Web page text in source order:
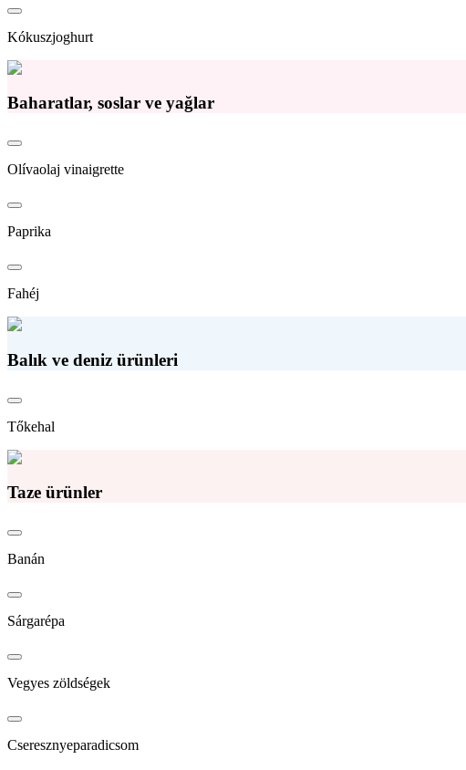
Kókuszjoghurt
Baharatlar, soslar ve yağlar
Olívaolaj vinaigrette
Paprika
Fahéj
Balık ve deniz ürünleri
Tőkehal
Taze ürünler
Banán
Sárgarépa
Vegyes zöldségek
Cseresznyeparadicsom